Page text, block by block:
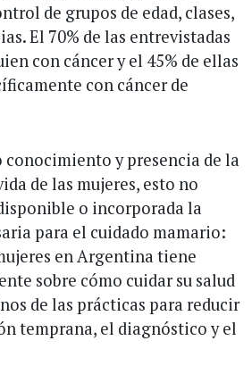
de grupos de edad, clases,
El 70% de las entrevistadas
con cáncer y el 45% de ellas
con cáncer de
y presencia de la
de las mujeres, esto no
o incorporada la
para el cuidado mamario:
en Argentina tiene
sobre cómo cuidar su salud
de las prácticas para reducir
temprana, el diagnóstico y el